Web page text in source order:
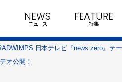
NEWS
ニュース
FEATURE
特集
日本テレビ『news zero』テー
オ公開！